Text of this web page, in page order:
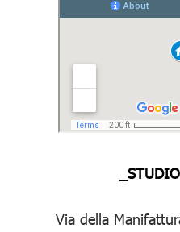
Via della